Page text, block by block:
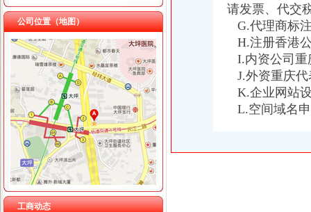
公司位置（地图）
工商动态
虚拟地址注册公司
虚拟地址注册公司_第1页_南京大租房BBS_都市_西祠胡同
提供北京公司注册地址_北京虚拟注册地址_北京虚拟办公室出租|提供
虚拟地址注册公司一次缴费可永久使用？
虚拟地址注册公司-北京小型写字楼出
虚拟地址公司注册【中亿创联吧】_百度贴吧
虚拟地址注册公司的那些事,你都知道吗？-商务服务-绍兴E网
【虚拟地址注册公司北京提供虚拟办公司地址】价格_厂家_图片-Hc
【是无地址注册公司,虚拟地址注册公司】价格_厂家_图片-Hc360慧
虚拟地址注册公司-北京便民网
请发票、代交
G.代理商标
H.注册香港
I.内资公司重
J.外资重庆代
K.企业网站
L.空间域名